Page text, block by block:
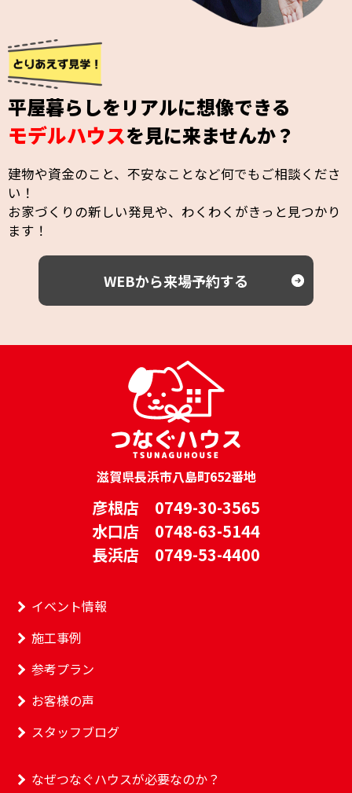
平屋暮らしをリアルに想像できる
モデルハウスを見に来ませんか？
建物や資金のこと、不安なことなど何でもご相談くださ
い！
お家づくりの新しい発見や、わくわくがきっと見つかり
ます！
WEBから来場予約する
滋賀県長浜市八島町652番地
彦根店 0749-30-3565
水口店 0748-63-5144
長浜店 0749-53-4400
イベント情報
施工事例
参考プラン
お客様の声
スタッフブログ
なぜつなぐハウスが必要なのか？